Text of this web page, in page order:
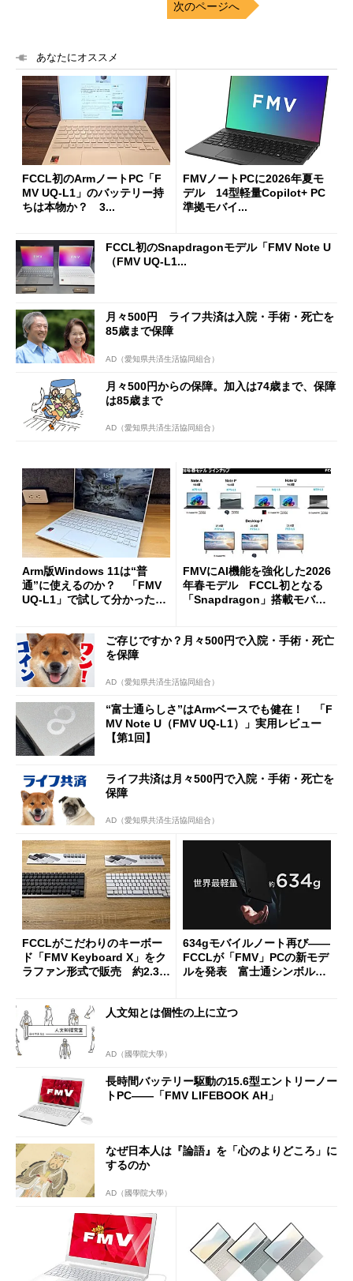
次のページへ
あなたにオススメ
FCCL初のArmノートPC「F
MV UQ-L1」のバッテリー持
ちは本物か？ 3...
FMVノートPCに2026年夏モ
デル 14型軽量Copilot+ PC
準拠モバイ...
FCCL初のSnapdragonモデル「FMV Note U
（FMV UQ-L1...
月々500円 ライフ共済は入院・手術・死亡を
85歳まで保障
AD（愛知県共済生活協同組合）
月々500円からの保障。加入は74歳まで、保障
は85歳まで
AD（愛知県共済生活協同組合）
Arm版Windows 11は“普
通”に使えるのか？ 「FMV
UQ-L1」で試して分かった快
FMVにAI機能を強化した2026
年春モデル FCCL初となる
「Snapdragon」搭載モバイ
ご存じですか？月々500円で入院・手術・死亡
を保障
AD（愛知県共済生活協同組合）
“富士通らしさ”はArmベースでも健在！ 「F
MV Note U（FMV UQ-L1）」実用レビュー
【第1回】
ライフ共済は月々500円で入院・手術・死亡を
保障
AD（愛知県共済生活協同組合）
FCCLがこだわりのキーボー
ド「FMV Keyboard X」をク
ラファン形式で販売 約2.3万
634gモバイルノート再び――
FCCLが「FMV」PCの新モデ
ルを発表 富士通シンボルマ
人文知とは個性の上に立つ
AD（國學院大學）
長時間バッテリー駆動の15.6型エントリーノー
トPC――「FMV LIFEBOOK AH」
なぜ日本人は『論語』を「心のよりどころ」に
するのか
AD（國學院大學）